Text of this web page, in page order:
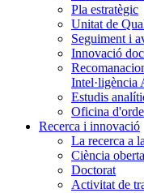
Pla estratègic
Unitat de
Seguiment i
Innovació
Intel·ligència
Estudis
Oficina
Recerca i innovació
La recerca a
Ciència oberta
Doctorat
Activitat de